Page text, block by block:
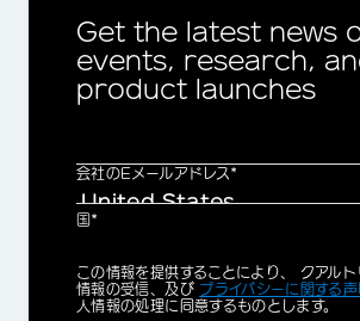
Get the latest news
events, research,
product launches
会社のEメールアドレス*
国*
Privacy
Optin
この情報を提供することにより、 クアル
情報の受信、及び プライバシーに関する声
人情報の処理に同意するものとします。